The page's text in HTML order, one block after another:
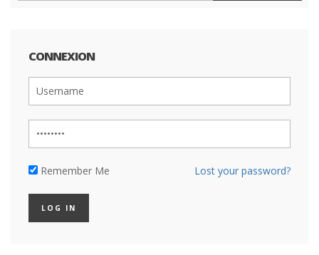
CONNEXION
Remember Me Lost your password?